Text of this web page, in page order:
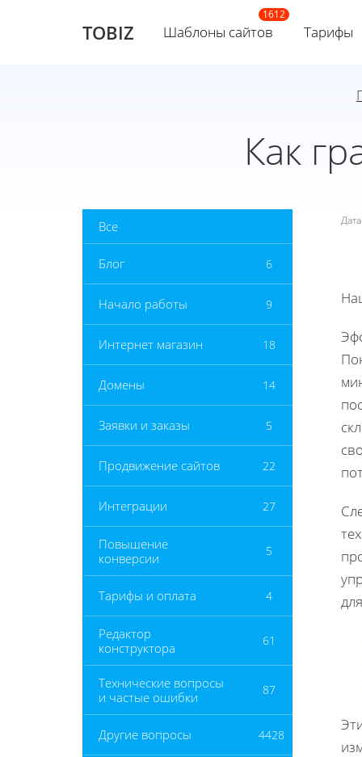
TOBIZ Шаблоны сайтов Тарифы
Как
Все
Блог 6
Начало работы 9
Интернет магазин 18
Домены 14
Заявки и заказы 5
Продвижение сайтов 22
Интеграции 27
Повышение
конверсии
5
Тарифы и оплата 4
Редактор
конструктора
61
Технические вопросы
и частые ошибки
87
Другие вопросы 4428